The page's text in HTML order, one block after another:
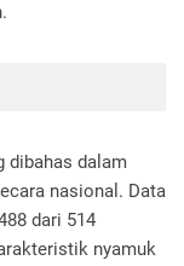
dibahas dalam
nasional. Data
dari 514
nyamuk